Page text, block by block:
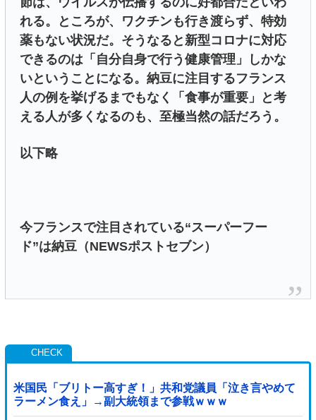
れる。ところが、ワクチンも行き渡らず、特効
薬もない状況だ。そうなると新型コロナに対応
できるのは「自分自身で行う健康管理」しかな
いということになる。納豆に注目するフランス
人の例を挙げるまでもなく「食事が重要」と考
える人が多くなるのも、至極当然の話だろう。
以下略
今フランスで注目されている“スーパーフー
ド”は納豆（NEWSポストセブン）
米国民「ブリトー高すぎ！」共和党議員「泣き言やめて
ラーメン食え」→副大統領まで参戦ｗｗｗ